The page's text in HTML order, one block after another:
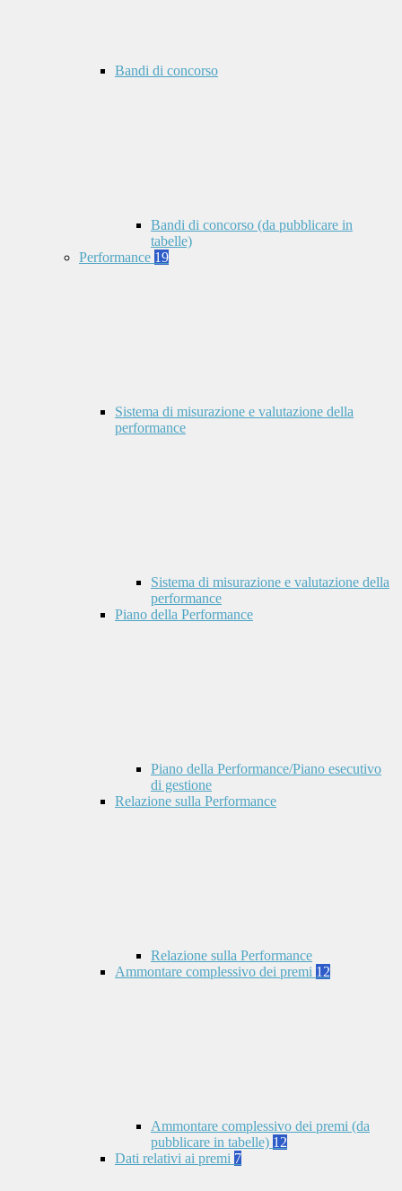
Bandi di concorso
Bandi di concorso (da pubblicare in
tabelle)
Performance 19
Sistema di misurazione e valutazione della
performance
Sistema di misurazione e valutazione della
performance
Piano della Performance
Piano della Performance/Piano esecutivo
di gestione
Relazione sulla Performance
Relazione sulla Performance
Ammontare complessivo dei premi 12
Ammontare complessivo dei premi (da
pubblicare in tabelle) 12
Dati relativi ai premi 7